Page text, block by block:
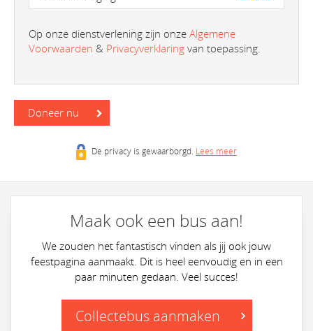
Op onze dienstverlening zijn onze Algemene
Voorwaarden & Privacyverklaring van toepassing.
Doneer nu
De privacy is gewaarborgd. Lees meer
Maak ook een bus aan!
We zouden het fantastisch vinden als jij ook jouw
feestpagina aanmaakt. Dit is heel eenvoudig en in een
paar minuten gedaan. Veel succes!
Collectebus aanmaken